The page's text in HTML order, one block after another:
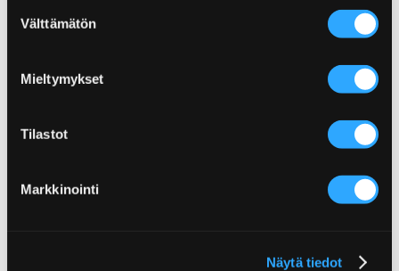
valinta
Välttämätön
Mieltymykset
Tilastot
Markkinointi
Näytä tiedot
VEGGIE ROAST